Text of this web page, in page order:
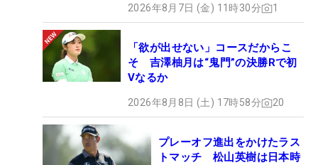
2026年8月7日 (金) 11時30分 1
「欲が出せない」コースだからこ
そ 吉澤柚月は“鬼門”の決勝Rで初
Vなるか
2026年8月8日 (土) 17時58分 20
プレーオフ進出をかけたラス
トマッチ 松山英樹は日本時